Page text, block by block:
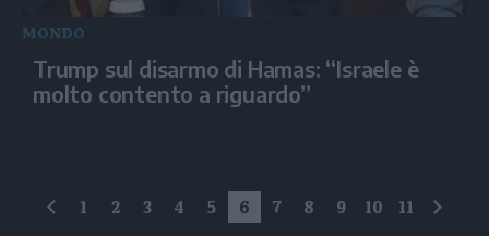
MONDO
Trump sul disarmo di Hamas: “Israele è
molto contento a riguardo”
precedente
1 2 3 4 5 6 7 8 9 10 11